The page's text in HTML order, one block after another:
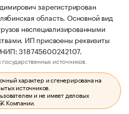
зарегистрирован
область. Основной вид
неспециализированными
ИП присвоены реквизиты
318745600242107.
источников.
характер и сгенерирована на
источников.
и не имеет деловых
Компании.